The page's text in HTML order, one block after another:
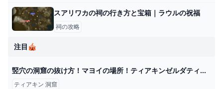
スアリワカの祠の行き方と宝箱｜ラウルの祝福
祠の攻略
注目🎪
竪穴の洞窟の抜け方！マヨイの場所！ティアキンゼルダティアーズオブキングダム - はじめるのはいいこと。
ティアキン 洞窟